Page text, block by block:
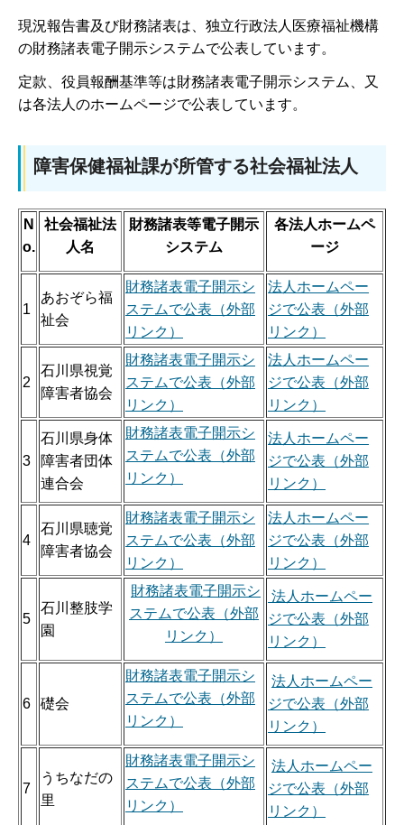
現況報告書及び財務諸表は、独立行政法人医療福祉機構
の財務諸表電子開示システムで公表しています。
定款、役員報酬基準等は財務諸表電子開示システム、又
は各法人のホームページで公表しています。
障害保健福祉課が所管する社会福祉法人
N
o.
社会福祉法
人名
財務諸表等電子開示
システム
各法人ホームペ
ージ
1
あおぞら福
祉会
財務諸表電子開示シ
ステムで公表（外部
リンク）
法人ホームペー
ジで公表（外部
リンク）
2
石川県視覚
障害者協会
財務諸表電子開示シ
ステムで公表（外部
リンク）
法人ホームペー
ジで公表（外部
リンク）
3
石川県身体
障害者団体
連合会
財務諸表電子開示シ
ステムで公表（外部
リンク）
法人ホームペー
ジで公表（外部
リンク）
4
石川県聴覚
障害者協会
財務諸表電子開示シ
ステムで公表（外部
リンク）
法人ホームペー
ジで公表（外部
リンク）
5
石川整肢学
園
財務諸表電子開示シ
ステムで公表（外部
リンク）
法人ホームペー
ジで公表（外部
リンク）
6 礎会
財務諸表電子開示シ
ステムで公表（外部
リンク）
法人ホームペー
ジで公表（外部
リンク）
7
うちなだの
里
財務諸表電子開示シ
ステムで公表（外部
リンク）
法人ホームペー
ジで公表（外部
リンク）